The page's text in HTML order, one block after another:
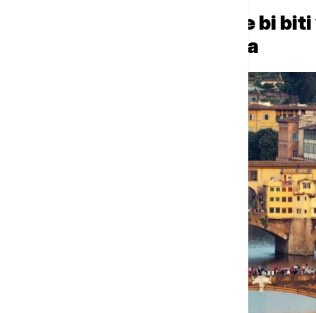
Turističke takse mogle bi
italijanskim gradovima